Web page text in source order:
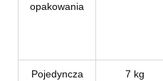
opakowania
Pojedyncza
7 kg